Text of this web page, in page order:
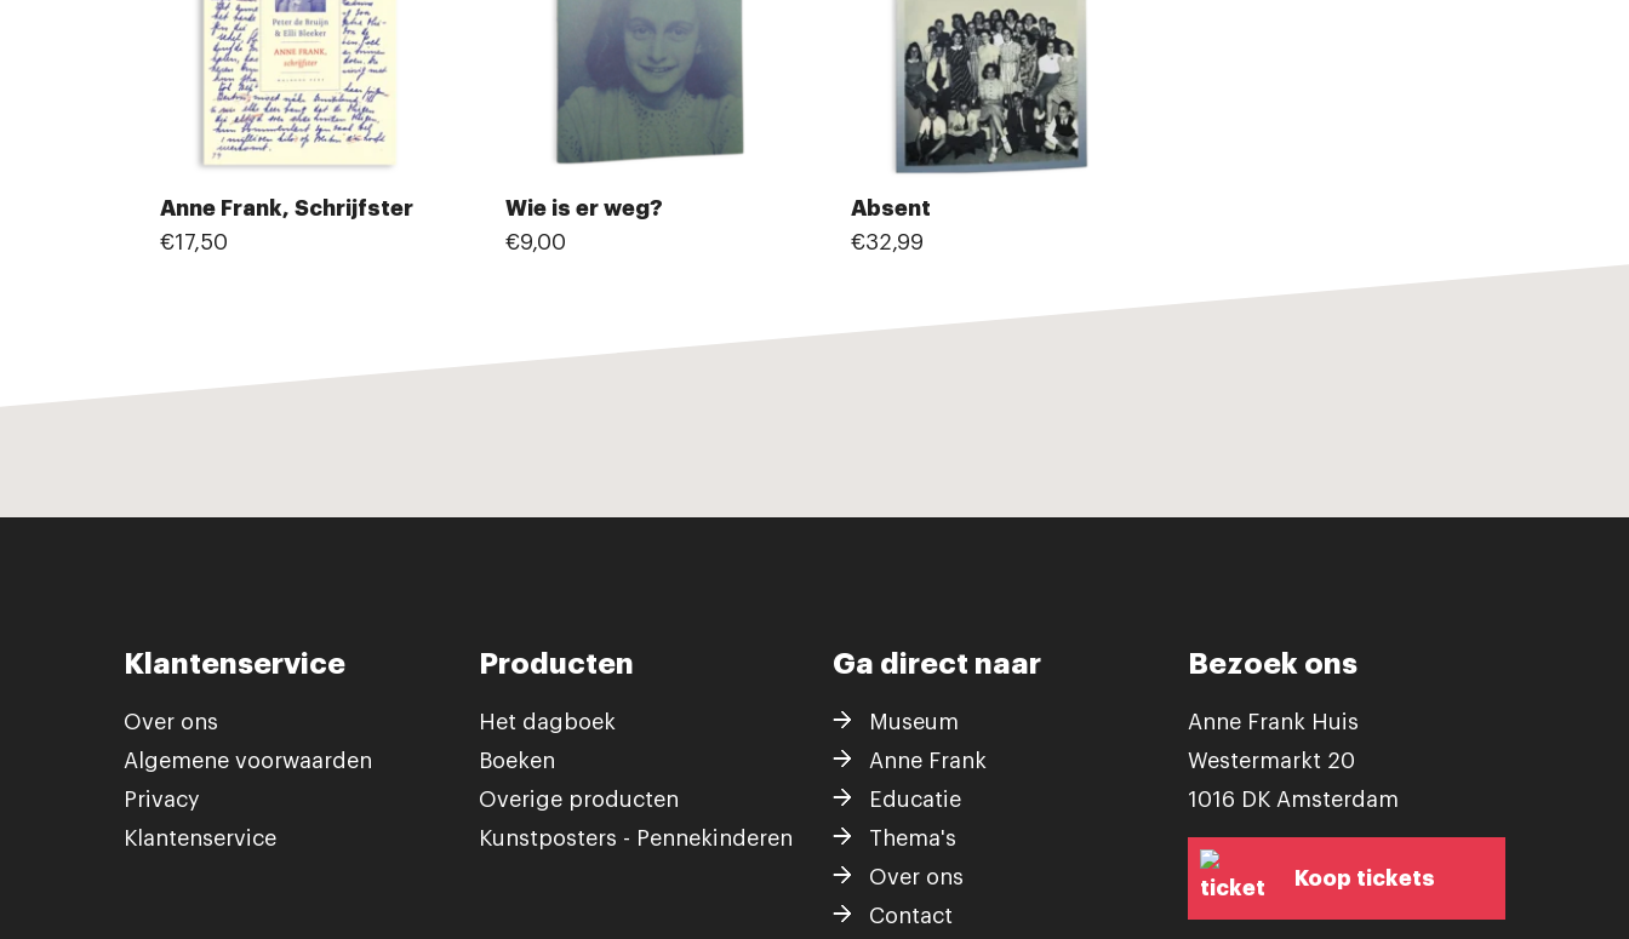
Anne Frank, Schrijfster
€17,50
Wie is er weg?
€9,00
Absent
€32,99
Klantenservice
Over ons
Algemene voorwaarden
Privacy
Klantenservice
Producten
Het dagboek
Boeken
Overige producten
Kunstposters - Pennekinderen
Ga direct naar
Museum
Anne Frank
Educatie
Thema's
Over ons
Contact
Bezoek ons
Anne Frank Huis
Westermarkt 20
1016 DK Amsterdam
Koop tickets